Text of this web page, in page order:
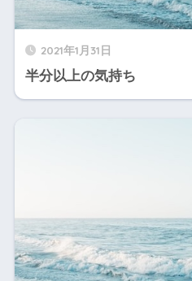
2021年1月31日
半分以上の気持ち